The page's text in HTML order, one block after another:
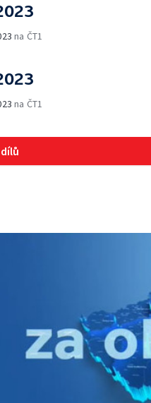
na ČT1
na ČT1